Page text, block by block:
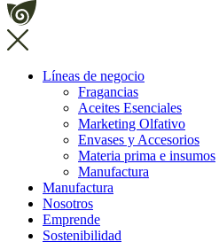
Líneas de negocio
Fragancias
Aceites Esenciales
Marketing Olfativo
Envases y Accesorios
Materia prima e insumos
Manufactura
Manufactura
Nosotros
Emprende
Sostenibilidad